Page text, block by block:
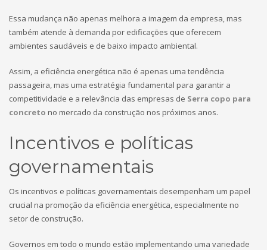
Essa mudança não apenas melhora a imagem da empresa, mas
também atende à demanda por edificações que oferecem
ambientes saudáveis e de baixo impacto ambiental.
Assim, a eficiência energética não é apenas uma tendência
passageira, mas uma estratégia fundamental para garantir a
competitividade e a relevância das empresas de Serra copo para
concreto no mercado da construção nos próximos anos.
Incentivos e políticas
governamentais
Os incentivos e políticas governamentais desempenham um papel
crucial na promoção da eficiência energética, especialmente no
setor de construção.
Governos em todo o mundo estão implementando uma variedade